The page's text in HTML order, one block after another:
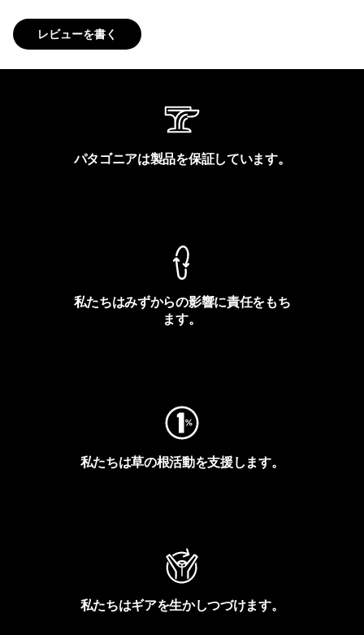
レビューを書く
パタゴニアは製品を保証しています。
私たちはみずからの影響に責任をもち
ます。
私たちは草の根活動を支援します。
私たちはギアを生かしつづけます。